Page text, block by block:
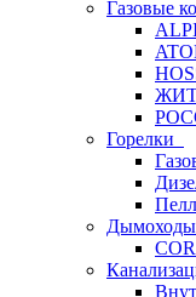
Газовые
Горелки
Дымоходы